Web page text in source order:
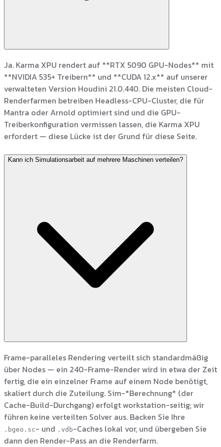
Ja. Karma XPU rendert auf **RTX 5090 GPU-Nodes** mit
**NVIDIA 535+ Treibern** und **CUDA 12.x** auf unserer
verwalteten Version Houdini 21.0.440. Die meisten Cloud-
Renderfarmen betreiben Headless-CPU-Cluster, die für
Mantra oder Arnold optimiert sind und die GPU-
Treiberkonfiguration vermissen lassen, die Karma XPU
erfordert — diese Lücke ist der Grund für diese Seite.
Kann ich Simulationsarbeit auf mehrere Maschinen verteilen?
Frame-paralleles Rendering verteilt sich standardmäßig
über Nodes — ein 240-Frame-Render wird in etwa der Zeit
fertig, die ein einzelner Frame auf einem Node benötigt,
skaliert durch die Zuteilung. Sim-*Berechnung* (der
Cache-Build-Durchgang) erfolgt workstation-seitig; wir
führen keine verteilten Solver aus. Backen Sie Ihre
.bgeo.sc- und .vdb-Caches lokal vor, und übergeben Sie
dann den Render-Pass an die Renderfarm.